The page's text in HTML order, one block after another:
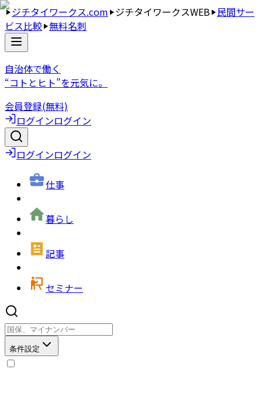
ジチタイワークス.com ジチタイワークスWEB 民間サー
ビス比較 無料名刺
自治体で働く
“コトとヒト”を元気に。
会員登録(無料)
ログインログイン
ログインログイン
仕事
暮らし
記事
セミナー
条件設定